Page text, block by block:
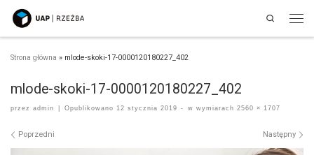
Przejdź do treści
Search
Strona główna » mlode-skoki-17-0000120180227_402
mlode-skoki-17-0000120180227_402
przez admin Opublikowano 12 stycznia 2019 - w wymiarach 2560 × 1707
Nawigacja po obrazach
Poprzedni Następny